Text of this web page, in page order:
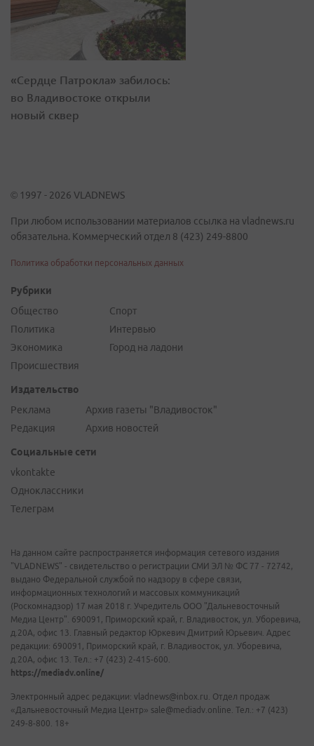
«Сердце Патрокла» забилось:
во Владивостоке открыли
новый сквер
© 1997 - 2026 VLADNEWS
При любом использовании материалов ссылка на vladnews.ru
обязательна. Коммерческий отдел 8 (423) 249-8800
Политика обработки персональных данных
Рубрики
Общество
Политика
Экономика
Происшествия
Спорт
Интервью
Город на ладони
Издательство
Реклама
Редакция
Архив газеты "Владивосток"
Архив новостей
Социальные сети
vkontakte
Одноклассники
Телеграм
На данном сайте распространяется информация сетевого издания
"VLADNEWS" - свидетельство о регистрации СМИ ЭЛ № ФС 77 - 72742,
выдано Федеральной службой по надзору в сфере связи,
информационных технологий и массовых коммуникаций
(Роскомнадзор) 17 мая 2018 г. Учредитель ООО "Дальневосточный
Медиа Центр". 690091, Приморский край, г. Владивосток, ул. Уборевича,
д.20А, офис 13. Главный редактор Юркевич Дмитрий Юрьевич. Адрес
редакции: 690091, Приморский край, г. Владивосток, ул. Уборевича,
д.20А, офис 13. Тел.: +7 (423) 2-415-600.
https://mediadv.online/
Электронный адрес редакции: vladnews@inbox.ru. Отдел продаж
«Дальневосточный Медиа Центр» sale@mediadv.online. Тел.: +7 (423)
249-8-800. 18+